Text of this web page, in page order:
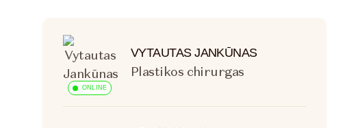
ONLINE
VYTAUTAS JANKŪNAS
Plastikos chirurgas